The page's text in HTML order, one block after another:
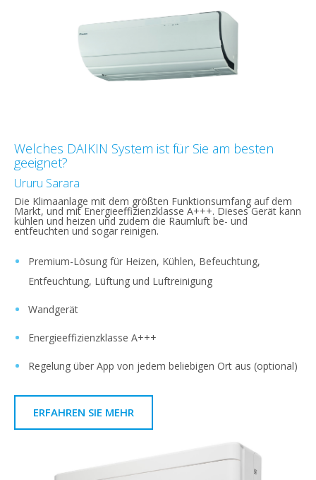
Welches DAIKIN System ist für Sie am besten
geeignet?
Ururu Sarara
Die Klimaanlage mit dem größten Funktionsumfang auf dem
Markt, und mit Energieeffizienzklasse A+++. Dieses Gerät kann
kühlen und heizen und zudem die Raumluft be- und
entfeuchten und sogar reinigen.
Premium-Lösung für Heizen, Kühlen, Befeuchtung,
Entfeuchtung, Lüftung und Luftreinigung
Wandgerät
Energieeffizienzklasse A+++
Regelung über App von jedem beliebigen Ort aus (optional)
ERFAHREN SIE MEHR